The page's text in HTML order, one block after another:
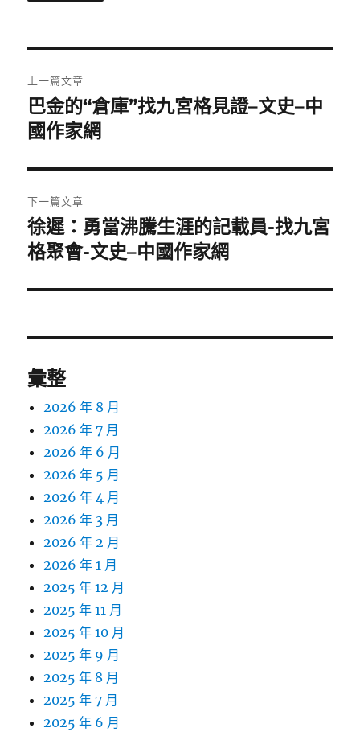
章
導
覽
上一篇文章
上
一
文
章:
巴金的“倉庫”找九宮格見證–文史–中
國作家網
下一篇文章
下
一
文
徐遲：勇當沸騰生涯的記載員-找九宮
格聚會-文史–中國作家網
彙整
2026 年 8 月
2026 年 7 月
2026 年 6 月
2026 年 5 月
2026 年 4 月
2026 年 3 月
2026 年 2 月
2026 年 1 月
2025 年 12 月
2025 年 11 月
2025 年 10 月
2025 年 9 月
2025 年 8 月
2025 年 7 月
2025 年 6 月